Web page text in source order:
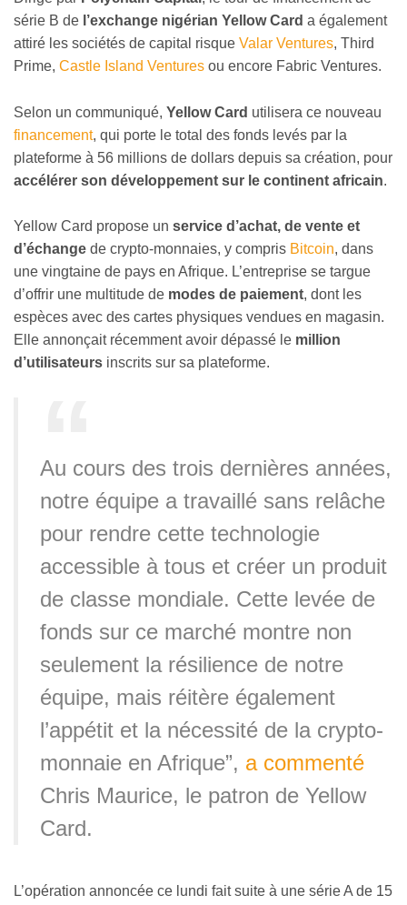
série B de l’exchange nigérian Yellow Card a également
attiré les sociétés de capital risque Valar Ventures, Third
Prime, Castle Island Ventures ou encore Fabric Ventures.
Selon un communiqué, Yellow Card utilisera ce nouveau
financement, qui porte le total des fonds levés par la
plateforme à 56 millions de dollars depuis sa création, pour
accélérer son développement sur le continent africain.
Yellow Card propose un service d’achat, de vente et
d’échange de crypto-monnaies, y compris Bitcoin, dans
une vingtaine de pays en Afrique. L’entreprise se targue
d’offrir une multitude de modes de paiement, dont les
espèces avec des cartes physiques vendues en magasin.
Elle annonçait récemment avoir dépassé le million
d’utilisateurs inscrits sur sa plateforme.
Au cours des trois dernières années,
notre équipe a travaillé sans relâche
pour rendre cette technologie
accessible à tous et créer un produit
de classe mondiale. Cette levée de
fonds sur ce marché montre non
seulement la résilience de notre
équipe, mais réitère également
l’appétit et la nécessité de la crypto-
monnaie en Afrique”, a commenté
Chris Maurice, le patron de Yellow
Card.
L’opération annoncée ce lundi fait suite à une série A de 15